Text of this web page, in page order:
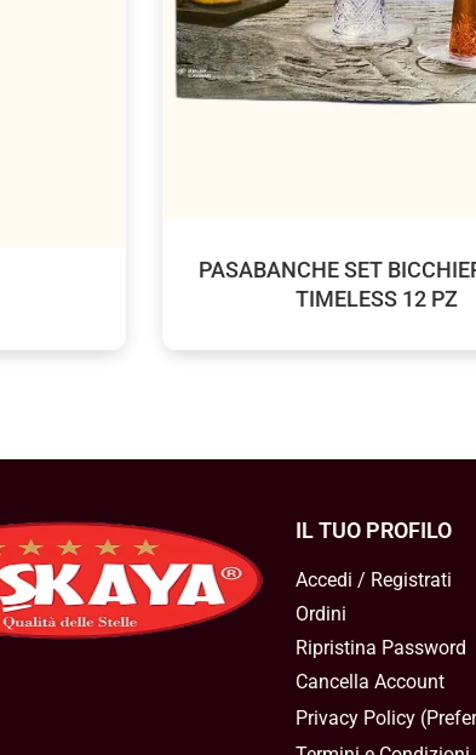
PASABANCHE SET
TIMELESS 12 PZ
IL TUO PROFILO
Accedi / Registrati
Ordini
Ripristina Password
Cancella Account
Privacy Policy(